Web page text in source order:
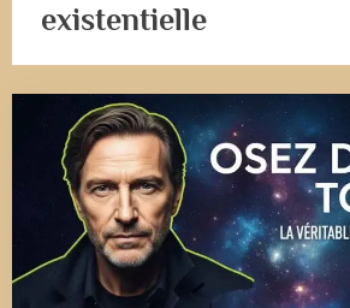
existentielle